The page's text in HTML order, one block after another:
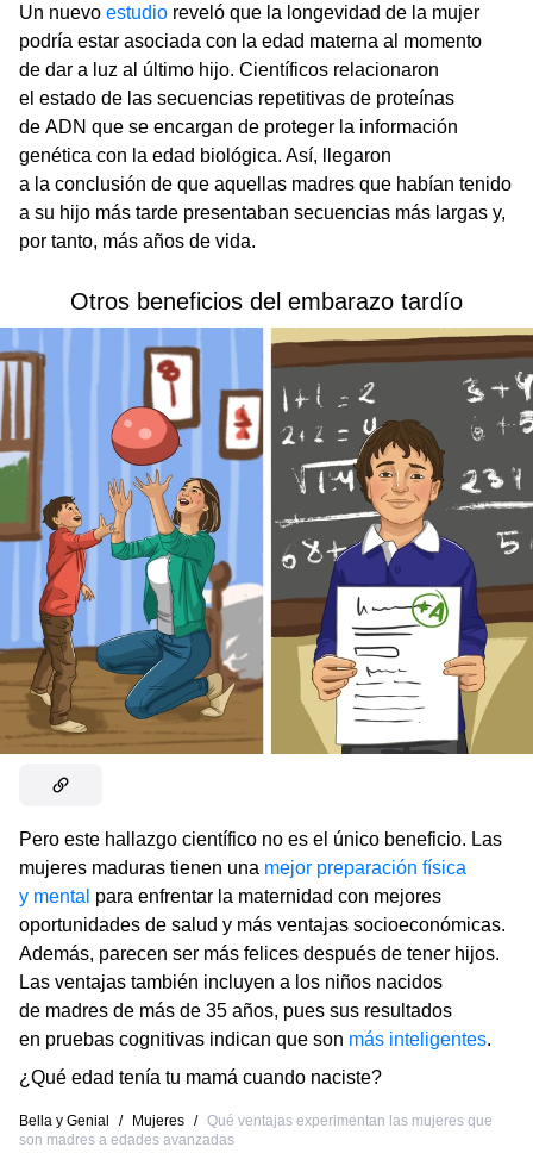
Un nuevo estudio reveló que la longevidad de la mujer
podría estar asociada con la edad materna al momento
de dar a luz al último hijo. Científicos relacionaron
el estado de las secuencias repetitivas de proteínas
de ADN que se encargan de proteger la información
genética con la edad biológica. Así, llegaron
a la conclusión de que aquellas madres que habían tenido
a su hijo más tarde presentaban secuencias más largas y,
por tanto, más años de vida.
Otros beneficios del embarazo tardío
Pero este hallazgo científico no es el único beneficio. Las
mujeres maduras tienen una mejor preparación física
y mental para enfrentar la maternidad con mejores
oportunidades de salud y más ventajas socioeconómicas.
Además, parecen ser más felices después de tener hijos.
Las ventajas también incluyen a los niños nacidos
de madres de más de 35 años, pues sus resultados
en pruebas cognitivas indican que son más inteligentes.
¿Qué edad tenía tu mamá cuando naciste?
Bella y Genial / Mujeres / Qué ventajas experimentan las mujeres que
son madres a edades avanzadas